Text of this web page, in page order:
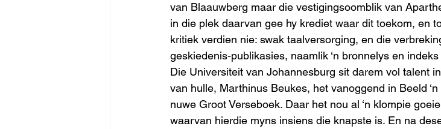
van Blaauwberg maar die vestigingsoomblik van
in die plek daarvan gee hy krediet waar dit toekom, en
kritiek verdien nie: swak taalversorging, en die
geskiedenis-publikasies, naamlik ‘n bronnelys en
Die Universiteit van Johannesburg sit darem vol talent
van hulle, Marthinus Beukes, het vanoggend in Beeld
nuwe Groot Verseboek. Daar het nou al ‘n klompie
waarvan hierdie myns insiens die knapste is. En na